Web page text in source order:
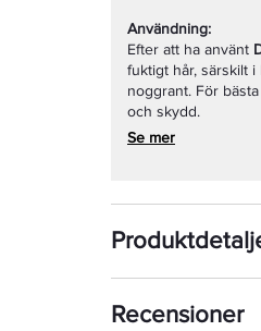
Användning:
Efter att ha använt
fuktigt hår, särskilt
noggrant. För
och skydd.
Se mer
Recensioner